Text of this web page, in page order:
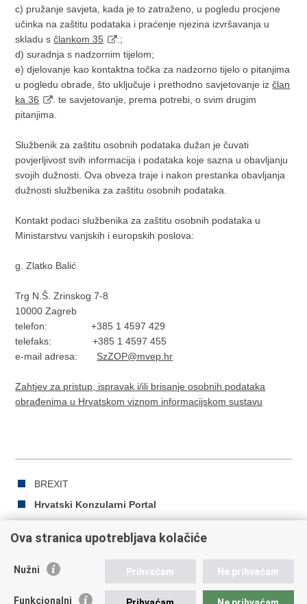
c) pružanje savjeta, kada je to zatraženo, u pogledu procjene
učinka na zaštitu podataka i praćenje njezina izvršavanja u
skladu sčlankom 35
.;
d) suradnja s nadzornim tijelom;
e) djelovanje kao kontaktna točka za nadzorno tijelo o pitanjima
u pogledu obrade, što uključuje i prethodno savjetovanje izčlan
ka 36
. te savjetovanje, prema potrebi, o svim drugim
pitanjima.
Službenik za zaštitu osobnih podataka dužan je čuvati
povjerljivost svih informacija i podataka koje sazna u obavljanju
svojih dužnosti. Ova obveza traje i nakon prestanka obavljanja
dužnosti službenika za zaštitu osobnih podataka.
Kontakt podaci službenika za zaštitu osobnih podataka u
Ministarstvu vanjskih i europskih poslova:
g. Zlatko Balić
Trg N.Š. Zrinskog 7-8
10000 Zagreb
telefon: +385 1 4597 429
telefaks: +385 1 4597 455
e-mail adresa: SzZOP@mvep.hr
Zahtjev za pristup, ispravak i/ili brisanje osobnih podataka
obrađenima u Hrvatskom viznom informacijskom sustavu
BREXIT
Hrvatski Konzularni Portal
Ispiši
Podijeli
Facebooku
Twitteru
Republika Hrvatska
Ova stranica upotrebljava kolačiće
Nužni Prihvaćam Ne prihvaćam
Funkcionalni